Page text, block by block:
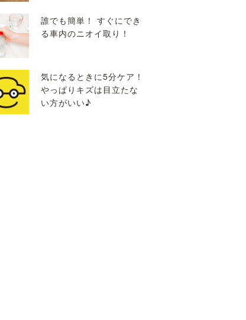
誰でも簡単！ すぐにでき
る車内のニオイ取り！
気になるときに5分ケア！
やっぱりキズは目立たな
い方がいい♪